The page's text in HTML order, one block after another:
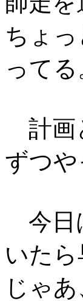
ちょ
ってる
計画
ずつや
今日
いた
じゃ